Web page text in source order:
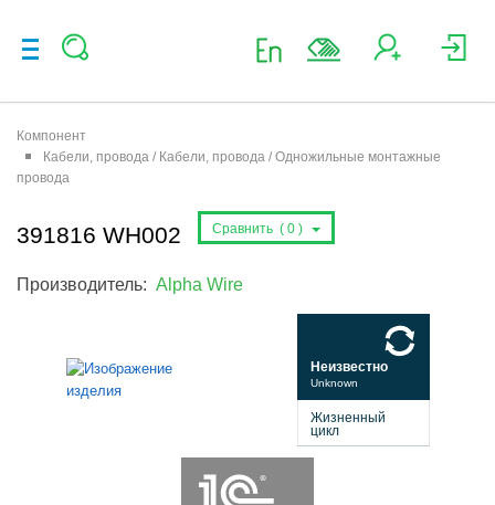
Компонент
Кабели, провода / Кабели, провода / Одножильные монтажные
провода
391816 WH002 Сравнить ( 0 )
Производитель: Alpha Wire